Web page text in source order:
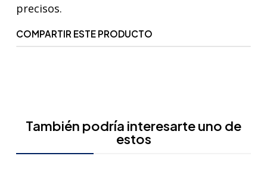
precisos.
COMPARTIR ESTE PRODUCTO
También podría interesarte uno de
estos